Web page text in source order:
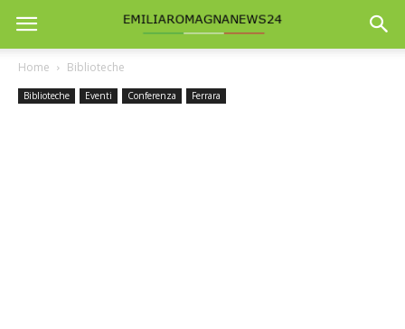
Home Biblioteche
Biblioteche Eventi Conferenza Ferrara